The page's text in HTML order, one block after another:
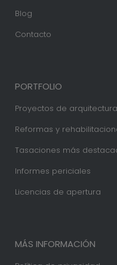
Blog
Contacto
PORTFOLIO
Proyectos de arquitectura
Reformas y
Tasaciones más
Informes periciales
Licencias de apertura
MÁS INFORMACIÓN